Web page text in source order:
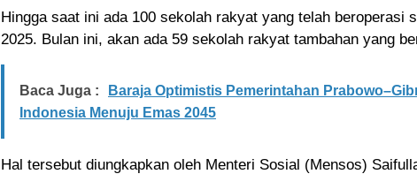
Hingga saat ini ada 100 sekolah rakyat yang telah beroperasi
2025. Bulan ini, akan ada 59 sekolah rakyat tambahan yang
Baca Juga :
Baraja Optimistis Pemerintahan
Indonesia Menuju Emas 2045
Hal tersebut diungkapkan oleh Menteri Sosial (Mensos)